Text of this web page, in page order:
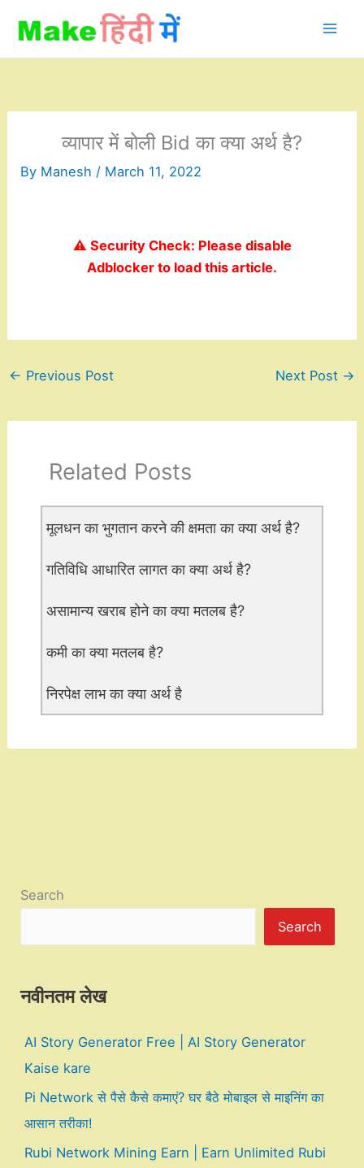
content
व्यापार में बोली Bid का क्या अर्थ है?
By Manesh / March 11, 2022
⚠️ Security Check: Please disable
Adblocker to load this article.
← Previous Post Next Post →
Related Posts
मूलधन का भुगतान करने की क्षमता का क्या अर्थ है?
गतिविधि आधारित लागत का क्या अर्थ है?
असामान्य खराब होने का क्या मतलब है?
कमी का क्या मतलब है?
निरपेक्ष लाभ का क्या अर्थ है
Search
Search
नवीनतम लेख
AI Story Generator Free | AI Story Generator
Kaise kare
Pi Network से पैसे कैसे कमाएं? घर बैठे मोबाइल से माइनिंग का
आसान तरीका!
Rubi Network Mining Earn | Earn Unlimited Rubi